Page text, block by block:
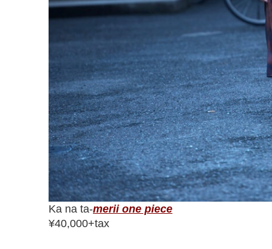
Ka na ta-merii one piece
¥40,000+tax